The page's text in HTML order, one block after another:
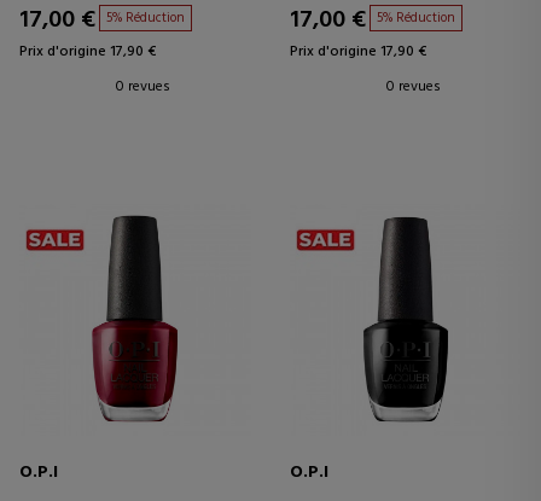
17,00 € 5% Réduction
Prix d'origine 17,90 €
0 revues
17,00 € 5% Réduction
Prix d'origine 17,90 €
0 revues
O.P.I
O.P.I